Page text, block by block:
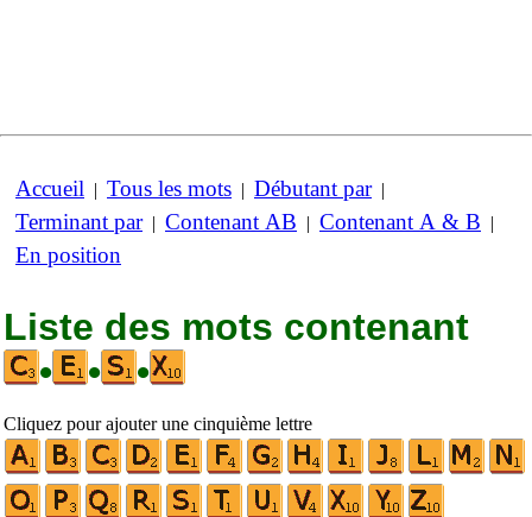
Accueil | Tous les mots | Débutant par|
Terminant par| Contenant AB | Contenant A & B |
En position
Liste des mots contenant
•
• •
Cliquez pour ajouter une cinquième lettre